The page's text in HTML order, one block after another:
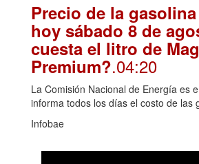
Precio de la
hoy sábado 8 de
cuesta el litro de
Premium?.04:20
La Comisión Nacional de Energía es
informa todos los días el costo de las
Infobae